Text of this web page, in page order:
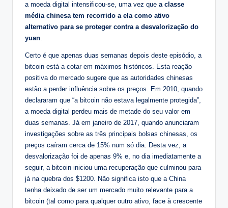
a moeda digital intensificou-se, uma vez que a classe
média chinesa tem recorrido a ela como ativo
alternativo para se proteger contra a desvalorização do
yuan.
Certo é que apenas duas semanas depois deste episódio, a
bitcoin está a cotar em máximos históricos. Esta reação
positiva do mercado sugere que as autoridades chinesas
estão a perder influência sobre os preços. Em 2010, quando
declararam que “a bitcoin não estava legalmente protegida”,
a moeda digital perdeu mais de metade do seu valor em
duas semanas. Já em janeiro de 2017, quando anunciaram
investigações sobre as três principais bolsas chinesas, os
preços caíram cerca de 15% num só dia. Desta vez, a
desvalorização foi de apenas 9% e, no dia imediatamente a
seguir, a bitcoin iniciou uma recuperação que culminou para
já na quebra dos $1200. Não significa isto que a China
tenha deixado de ser um mercado muito relevante para a
bitcoin (tal como para qualquer outro ativo, face à crescente